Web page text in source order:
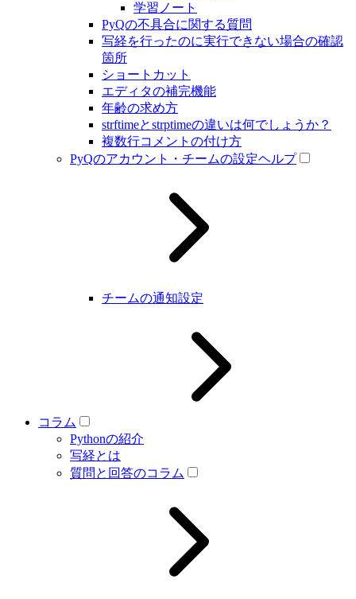
学習ノート
PyQの不具合に関する質問
写経を行ったのに実行できない場合の確認
箇所
ショートカット
エディタの補完機能
年齢の求め方
strftimeとstrptimeの違いは何でしょうか？
複数行コメントの付け方
PyQのアカウント・チームの設定ヘルプ
チームの通知設定
コラム
Pythonの紹介
写経とは
質問と回答のコラム